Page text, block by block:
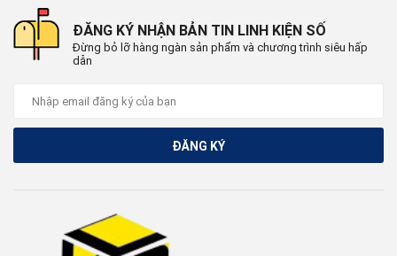
ĐĂNG KÝ NHẬN BẢN TIN LINH KIỆN SỐ
Đừng bỏ lỡ hàng ngàn sản phẩm và chương trình siêu hấp
dẫn
ĐĂNG KÝ